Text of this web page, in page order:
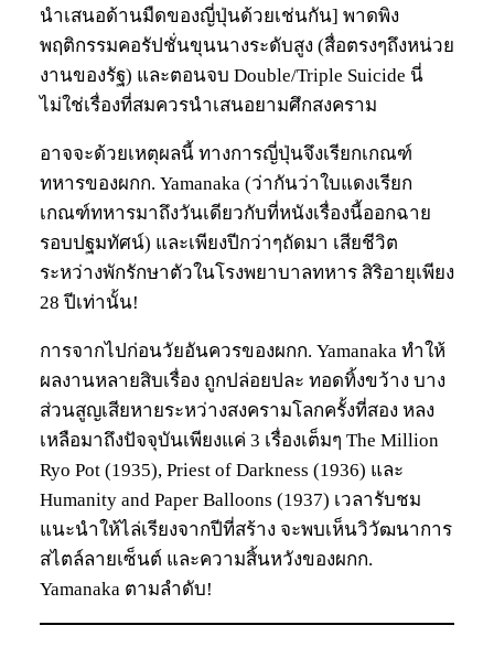
นำเสนอด้านมืดของญี่ปุ่นด้วยเช่นกัน] พาดพิง
พฤติกรรมคอรัปชั่นขุนนางระดับสูง (สื่อตรงๆถึงหน่วย
งานของรัฐ) และตอนจบ Double/Triple Suicide นี่
ไม่ใช่เรื่องที่สมควรนำเสนอยามศึกสงคราม
อาจจะด้วยเหตุผลนี้ ทางการญี่ปุ่นจึงเรียกเกณฑ์
ทหารของผกก. Yamanaka (ว่ากันว่าใบแดงเรียก
เกณฑ์ทหารมาถึงวันเดียวกับที่หนังเรื่องนี้ออกฉาย
รอบปฐมทัศน์) และเพียงปีกว่าๆถัดมา เสียชีวิต
ระหว่างพักรักษาตัวในโรงพยาบาลทหาร สิริอายุเพียง
28 ปีเท่านั้น!
การจากไปก่อนวัยอันควรของผกก. Yamanaka ทำให้
ผลงานหลายสิบเรื่อง ถูกปล่อยปละ ทอดทิ้งขว้าง บาง
ส่วนสูญเสียหายระหว่างสงครามโลกครั้งที่สอง หลง
เหลือมาถึงปัจจุบันเพียงแค่ 3 เรื่องเต็มๆ The Million
Ryo Pot (1935), Priest of Darkness (1936) และ
Humanity and Paper Balloons (1937) เวลารับชม
แนะนำให้ไล่เรียงจากปีที่สร้าง จะพบเห็นวิวัฒนาการ
สไตล์ลายเซ็นต์ และความสิ้นหวังของผกก.
Yamanaka ตามลำดับ!